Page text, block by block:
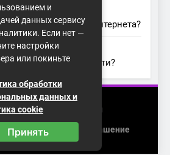
Как выбрать
для домашнего интернета?
записиПроблемы с
как их обойти?
https://homenet-spb.ru
Пользовательское Соглашение
и
данных сервису
Если нет —
настройки
или покиньте
обработки
данных и
cookie
Принять